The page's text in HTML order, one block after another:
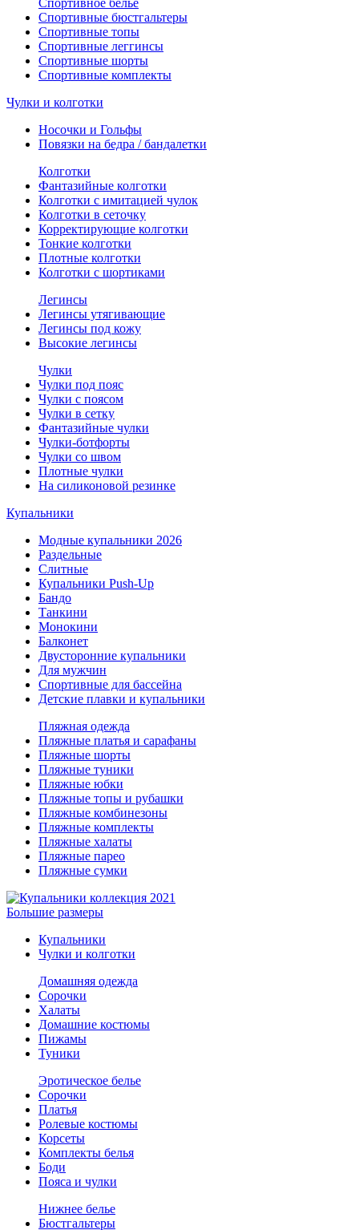
Спортивное белье
Спортивные бюстгальтеры
Спортивные топы
Спортивные леггинсы
Спортивные шорты
Спортивные комплекты
Чулки и колготки
Носочки и Гольфы
Повязки на бедра / бандалетки
Колготки
Фантазийные колготки
Колготки с имитацией чулок
Колготки в сеточку
Корректирующие колготки
Тонкие колготки
Плотные колготки
Колготки с шортиками
Легинсы
Легинсы утягивающие
Легинсы под кожу
Высокие легинсы
Чулки
Чулки под пояс
Чулки с поясом
Чулки в сетку
Фантазийные чулки
Чулки-ботфорты
Чулки со швом
Плотные чулки
На силиконовой резинке
Купальники
Модные купальники 2026
Раздельные
Слитные
Купальники Push-Up
Бандо
Танкини
Монокини
Балконет
Двусторонние купальники
Для мужчин
Спортивные для бассейна
Детские плавки и купальники
Пляжная одежда
Пляжные платья и сарафаны
Пляжные шорты
Пляжные туники
Пляжные юбки
Пляжные топы и рубашки
Пляжные комбинезоны
Пляжные комплекты
Пляжные халаты
Пляжные парео
Пляжные сумки
Большие размеры
Купальники
Чулки и колготки
Домашняя одежда
Сорочки
Халаты
Домашние костюмы
Пижамы
Туники
Эротическое белье
Сорочки
Платья
Ролевые костюмы
Корсеты
Комплекты белья
Боди
Пояса и чулки
Нижнее белье
Бюстгальтеры